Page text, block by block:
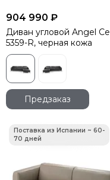
904 990 ₽
Диван угловой Angel
5359-R, черная кожа
Предзаказ